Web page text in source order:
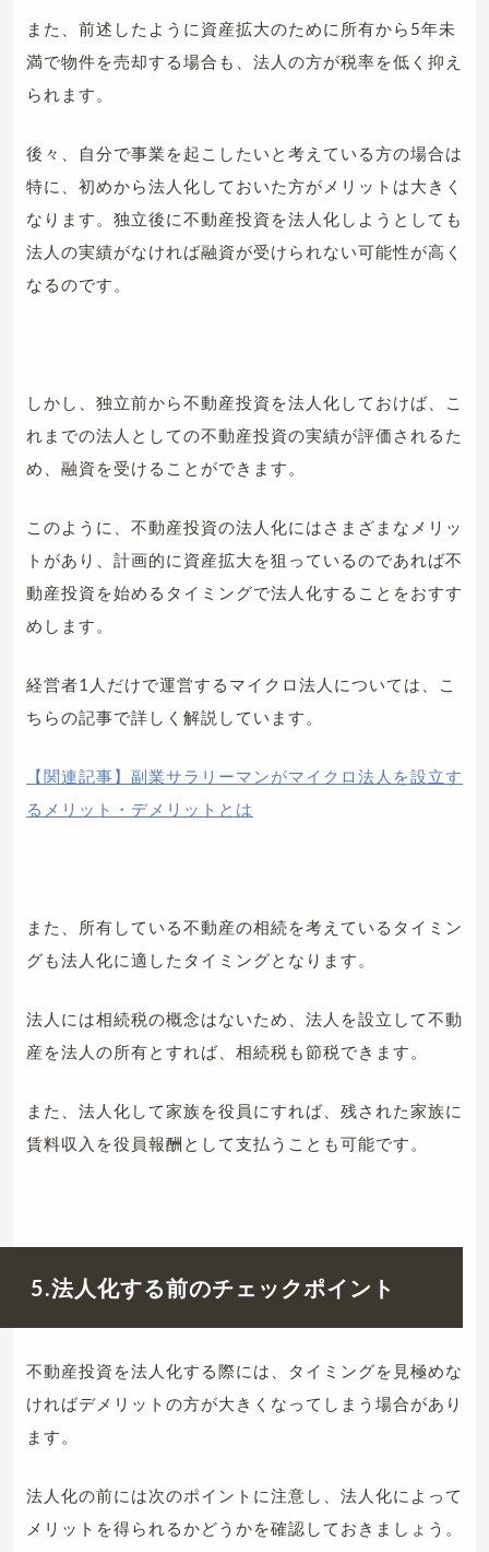
また、前述したように資産拡大のために所有から5年未
満で物件を売却する場合も、法人の方が税率を低く抑え
られます。
後々、自分で事業を起こしたいと考えている方の場合は
特に、初めから法人化しておいた方がメリットは大きく
なります。独立後に不動産投資を法人化しようとしても
法人の実績がなければ融資が受けられない可能性が高く
なるのです。
しかし、独立前から不動産投資を法人化しておけば、こ
れまでの法人としての不動産投資の実績が評価されるた
め、融資を受けることができます。
このように、不動産投資の法人化にはさまざまなメリッ
トがあり、計画的に資産拡大を狙っているのであれば不
動産投資を始めるタイミングで法人化することをおすす
めします。
経営者1人だけで運営するマイクロ法人については、こ
ちらの記事で詳しく解説しています。
【関連記事】副業サラリーマンがマイクロ法人を設立す
るメリット・デメリットとは
また、所有している不動産の相続を考えているタイミン
グも法人化に適したタイミングとなります。
法人には相続税の概念はないため、法人を設立して不動
産を法人の所有とすれば、相続税も節税できます。
また、法人化して家族を役員にすれば、残された家族に
賃料収入を役員報酬として支払うことも可能です。
5.法人化する前のチェックポイント
不動産投資を法人化する際には、タイミングを見極めな
ければデメリットの方が大きくなってしまう場合があり
ます。
法人化の前には次のポイントに注意し、法人化によって
メリットを得られるかどうかを確認しておきましょう。